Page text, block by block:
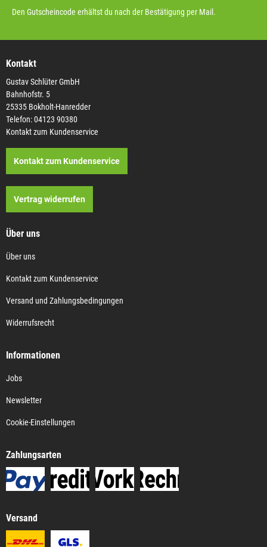
Den Gutscheincode erhältst du nach der Bestätigung per Mail.
Kontakt
Gustav Schlüter GmbH
Bahnhofstr. 5
25335 Bokholt-Hanredder
Telefon: 04123 90380
Kontakt zum Kundenservice
Kontakt zum Kundenservice
Vertrag widerrufen
Über uns
Über uns
Kontakt zum Kundenservice
Versand und Zahlungsbedingungen
Widerrufsrecht
Informationen
Jobs
Newsletter
Cookie-Einstellungen
Zahlungsarten
Versand